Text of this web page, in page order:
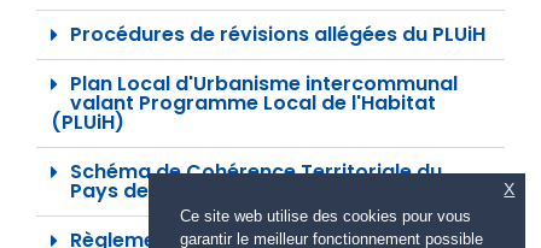
Procédures de révisions allégées du PLUiH
Plan Local d'Urbanisme intercommunal
valant Programme Local de l'Habitat
(PLUiH)​
Schéma de Cohérence Territoriale du
Pays de Gex (SCoT)​
Règlement Local de Publicité
Ce site web utilise des cookies pour vous
garantir le meilleur fonctionnement possible
X